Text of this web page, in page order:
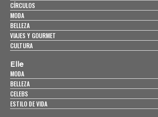
CÍRCULOS
MODA
BELLEZA
VIAJES Y GOURMET
CULTURA
Elle
MODA
BELLEZA
CELEBS
ESTILO DE VIDA